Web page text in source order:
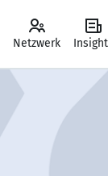
Netzwerk